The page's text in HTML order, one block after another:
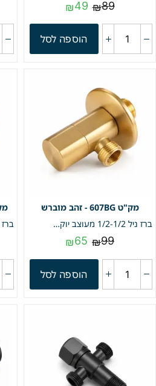
₪89
₪49
הוספה לסל
607BG - זהב מוברש
ברז ניל 1/2-1/2 מעוצב יוקרתי איכותי + רוזטה | זהב מוברש | מק"ט 607BG
₪99
₪65
הוספה לסל